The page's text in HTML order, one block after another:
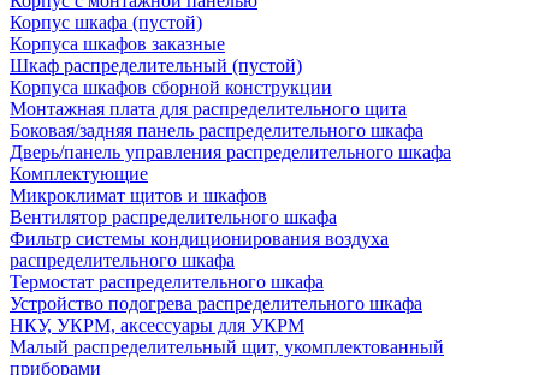
Корпус шкафа (пустой)
Корпуса шкафов заказные
Шкаф распределительный (пустой)
Корпуса шкафов сборной конструкции
Монтажная плата для распределительного щита
Боковая/задняя панель распределительного шкафа
Дверь/панель управления распределительного шкафа
Комплектующие
Микроклимат щитов и шкафов
Вентилятор распределительного шкафа
Фильтр системы кондиционирования воздуха
распределительного шкафа
Термостат распределительного шкафа
Устройство подогрева распределительного шкафа
НКУ, УКРМ, аксессуары для УКРМ
Малый распределительный щит, укомплектованный
приборами